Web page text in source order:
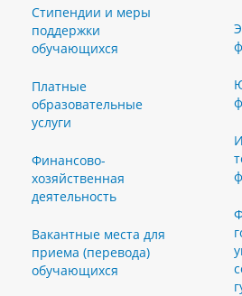
Стипендии и меры
поддержки
обучающихся
Платные
образовательные
услуги
Финансово-
хозяйственная
деятельность
Вакантные места для
приема (перевода)
обучающихся